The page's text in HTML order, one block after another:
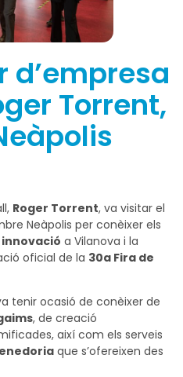
d’empresa
Torrent,
Roger Torrent, va visitar el
Neàpolis per conèixer els
innovació a Vilanova i la
oficial de la 30a Fira de
tenir ocasió de conèixer de
, de creació
així com els serveis
que s’ofereixen des